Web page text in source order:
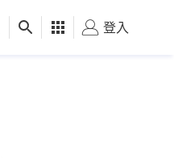
健康 好食玩飛
登入